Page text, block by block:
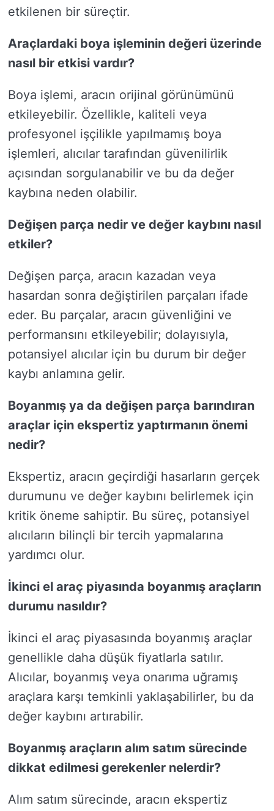
etkilenen bir süreçtir.
Araçlardaki boya işleminin değeri üzerinde
nasıl bir etkisi vardır?
Boya işlemi, aracın orijinal görünümünü
etkileyebilir. Özellikle, kaliteli veya
profesyonel işçilikle yapılmamış boya
işlemleri, alıcılar tarafından güvenilirlik
açısından sorgulanabilir ve bu da değer
kaybına neden olabilir.
Değişen parça nedir ve değer kaybını nasıl
etkiler?
Değişen parça, aracın kazadan veya
hasardan sonra değiştirilen parçaları ifade
eder. Bu parçalar, aracın güvenliğini ve
performansını etkileyebilir; dolayısıyla,
potansiyel alıcılar için bu durum bir değer
kaybı anlamına gelir.
Boyanmış ya da değişen parça barındıran
araçlar için ekspertiz yaptırmanın önemi
nedir?
Ekspertiz, aracın geçirdiği hasarların gerçek
durumunu ve değer kaybını belirlemek için
kritik öneme sahiptir. Bu süreç, potansiyel
alıcıların bilinçli bir tercih yapmalarına
yardımcı olur.
İkinci el araç piyasında boyanmış araçların
durumu nasıldır?
İkinci el araç piyasasında boyanmış araçlar
genellikle daha düşük fiyatlarla satılır.
Alıcılar, boyanmış veya onarıma uğramış
araçlara karşı temkinli yaklaşabilirler, bu da
değer kaybını artırabilir.
Boyanmış araçların alım satım sürecinde
dikkat edilmesi gerekenler nelerdir?
Alım satım sürecinde, aracın ekspertiz